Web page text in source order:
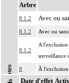
Notes
Arbre
8.1.2 Avec ou
8.1.2 Avec ou
8.1.2
A
surveillance
8 À l'exclusion
Date d'effet